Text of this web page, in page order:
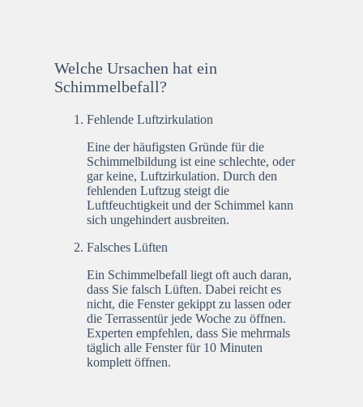
Welche Ursachen hat ein
Schimmelbefall?
Fehlende Luftzirkulation
Eine der häufigsten Gründe für die
Schimmelbildung ist eine schlechte, oder
gar keine, Luftzirkulation. Durch den
fehlenden Luftzug steigt die
Luftfeuchtigkeit und der Schimmel kann
sich ungehindert ausbreiten.
Falsches Lüften
Ein Schimmelbefall liegt oft auch daran,
dass Sie falsch Lüften. Dabei reicht es
nicht, die Fenster gekippt zu lassen oder
die Terrassentür jede Woche zu öffnen.
Experten empfehlen, dass Sie mehrmals
täglich alle Fenster für 10 Minuten
komplett öffnen.